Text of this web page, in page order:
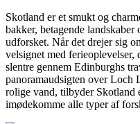
Skotland er et smukt og
bakker, betagende
udforsket. Når det drejer sig
velsignet med ferieoplevelser,
slentre gennem Edinburghs
panoramaudsigten over Loch
rolige vand, tilbyder Skotland
imødekomme alle typer af